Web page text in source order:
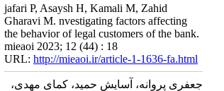
jafari P, Asaysh H, Kamali M, Zahid
Gharavi M. nvestigating factors affecting
the behavior of legal customers of the bank.
mieaoi 2023; 12 (44) : 18
URL: http://mieaoi.ir/article-1-1636-fa.html
جعفری پروانه، آسایش حمید، کمای مهدی،